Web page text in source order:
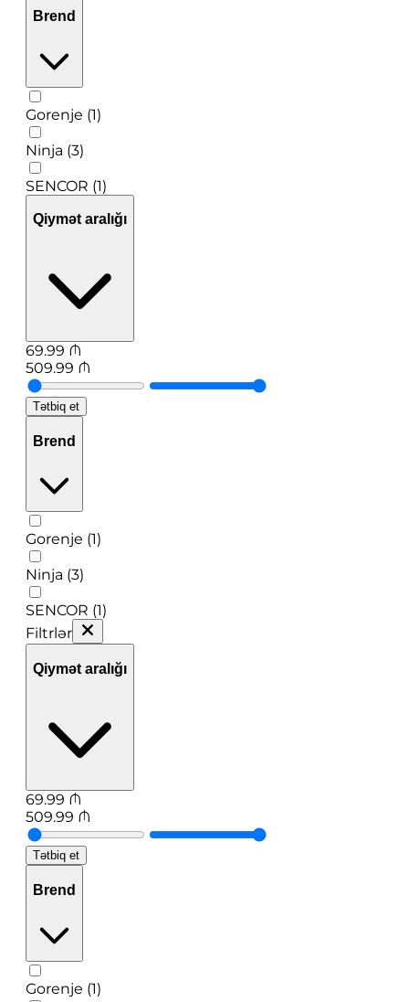
Brend
Gorenje (1)
Ninja (3)
SENCOR (1)
Qiymət aralığı
69.99 ₼
509.99 ₼
Tətbiq et
Brend
Gorenje (1)
Ninja (3)
SENCOR (1)
Filtrlər
Qiymət aralığı
69.99 ₼
509.99 ₼
Tətbiq et
Brend
Gorenje (1)